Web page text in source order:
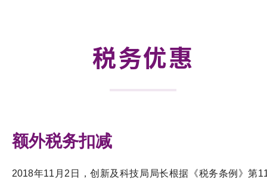
税务优惠
额外税务扣减
2018年11月2日，创新及科技局局长根据《税务条例》第